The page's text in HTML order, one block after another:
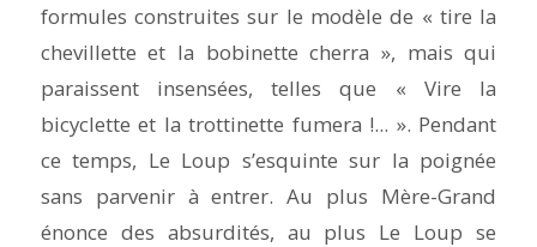
formules construites sur le modèle de « tire la
chevillette et la bobinette cherra », mais qui
paraissent insensées, telles que « Vire la
bicyclette et la trottinette fumera !... ». Pendant
ce temps, Le Loup s’esquinte sur la poignée
sans parvenir à entrer. Au plus Mère-Grand
énonce des absurdités, au plus Le Loup se